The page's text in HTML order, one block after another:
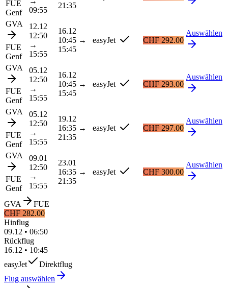
FUE
Genf
09:55
21:35
GVA
FUE
Genf
12.12
12:50
→
15:55
16.12
10:45 →
15:45
easyJet CHF 292.00
Auswählen
GVA
FUE
Genf
05.12
12:50
→
15:55
16.12
10:45 →
15:45
easyJet CHF 293.00
Auswählen
GVA
FUE
Genf
05.12
12:50
→
15:55
19.12
16:35 →
21:35
easyJet CHF 297.00
Auswählen
GVA
FUE
Genf
09.01
12:50
→
15:55
23.01
16:35 →
21:35
easyJet CHF 300.00
Auswählen
GVA
FUE
CHF 282.00
Hinflug
09.12 • 06:50
Rückflug
16.12 • 10:45
easyJet
Direktflug
Flug auswählen